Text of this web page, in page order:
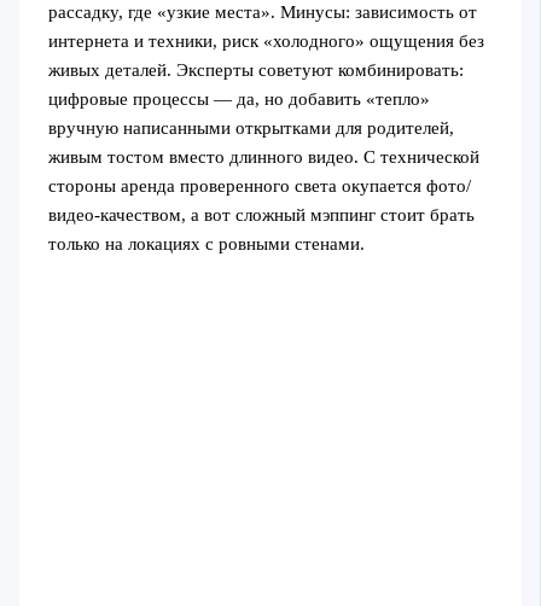
рассадку, где «узкие места». Минусы: зависимость от
интернета и техники, риск «холодного» ощущения без
живых деталей. Эксперты советуют комбинировать:
цифровые процессы — да, но добавить «тепло»
вручную написанными открытками для родителей,
живым тостом вместо длинного видео. С технической
стороны аренда проверенного света окупается фото/
видео-качеством, а вот сложный мэппинг стоит брать
только на локациях с ровными стенами.